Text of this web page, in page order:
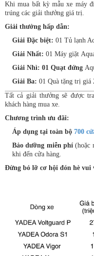
Khi mua bất kỳ mẫu xe máy
trúng các giải thưởng giá trị.
Giải thưởng hấp dẫn:
Giải Đặc biệt: 01 Tủ lạnh
Giải Nhất: 01 Máy giặt
Giải Nhì: 01 Quạt đứng
Giải Ba: 01 Quà tặng trị
Tất cả giải thưởng sẽ được
khách hàng mua xe.
Chương trình ưu đãi:
Áp dụng tại toàn bộ 700
Bảo dưỡng miễn phí (hoặc
khi đến cửa hàng.
Đừng bỏ lỡ cơ hội đón hè vui